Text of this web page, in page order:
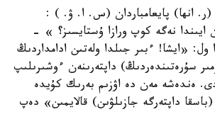
(ر. انھا) پايعامباردان (س. ا. ۋ. ) :
ايىندا نەگە كوپ ورازا ۇستايسىز؟ » -
«ايشا! ءبىر جىلدا ولەتىن ادامداردىڭ
سۇرەتىندەردىڭ) داپتەرىنەن ءوشىرىلىپ
ەندەشە مەن دە اۋزىم بەرىك كۇيدە
داپتەرگە جازىلۋىن) قالايمىن» دەپ